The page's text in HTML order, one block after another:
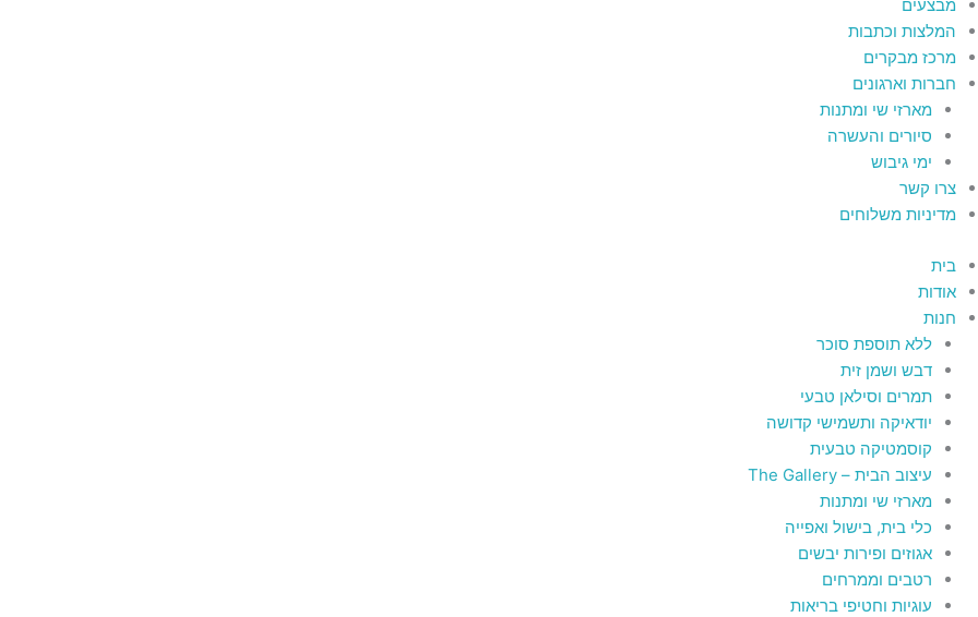
מבצעים
המלצות וכתבות
מרכז מבקרים
חברות וארגונים
מארזי שי ומתנות
סיורים והעשרה
ימי גיבוש
צרו קשר
מדיניות משלוחים
בית
אודות
חנות
ללא תוספת סוכר
דבש ושמן זית
תמרים וסילאן טבעי
יודאיקה ותשמישי קדושה
קוסמטיקה טבעית
עיצוב הבית – The Gallery
מארזי שי ומתנות
כלי בית, בישול ואפייה
אגוזים ופירות יבשים
רטבים וממרחים
עוגיות וחטיפי בריאות